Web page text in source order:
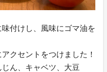
付けし、風味にゴマ油を
クセントをつけました！
ん、キャベツ、大豆